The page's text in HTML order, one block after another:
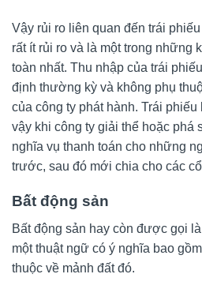
Vậy rủi ro liên quan đến trái
rất ít rủi ro và là một trong những
toàn nhất. Thu nhập của trái
định thường kỳ và không phụ
của công ty phát hành. Trái
vậy khi công ty giải thể hoặc phá
nghĩa vụ thanh toán cho những
trước, sau đó mới chia cho các
Bất động sản
Bất động sản hay còn được gọi
một thuật ngữ có ý nghĩa bao
thuộc về mảnh đất đó.